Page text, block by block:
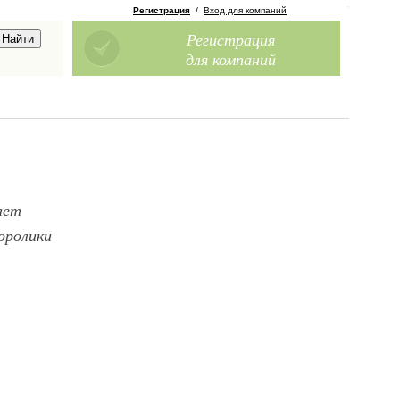
Регистрация / Вход для компаний
Регистрация
для компаний